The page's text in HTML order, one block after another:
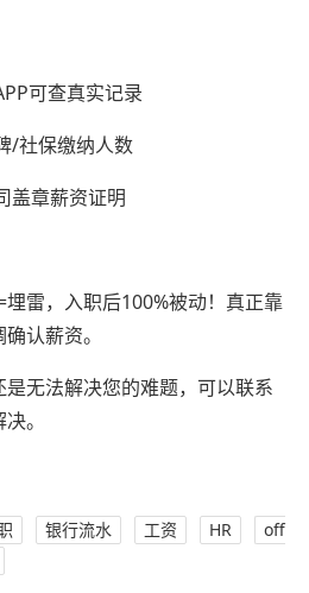
可查真实记录
/社保缴纳人数
盖章薪资证明
雷，入职后100%被动！真正靠
认薪资。
无法解决您的难题，可以联系
。
银行流水 工资 HR
off